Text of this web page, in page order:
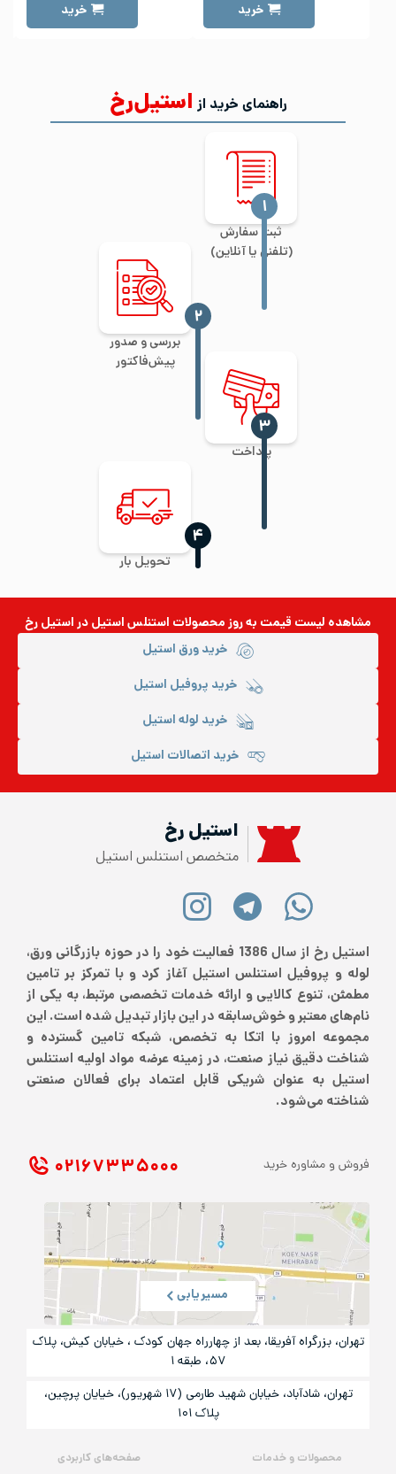
خرید خرید
راهنمای خرید از استیل‌رخ
ثبت سفارش
(تلفنی یا آنلاین)
‍۱
بررسی و صدور
پیش‌فاکتور
‍۲
پرداخت
‍۳
تحویل بار
‍۴
مشاهده لیست قیمت به روزمحصولات استنلس استیلدر استیل رخ
خرید ورق استیل
خرید پروفیل استیل
خرید لوله استیل
خرید اتصالات استیل
استیل رخ
متخصص استنلس استیل
استیل رخ از سال 1386 فعالیت خود را در حوزه بازرگانی ورق،
لوله و پروفیل استنلس استیل آغاز کرد و با تمرکز بر تامین
مطمئن، تنوع کالایی و ارائه خدمات تخصصی مرتبط، به یکی از
نام‌های معتبر و خوش‌سابقه در این بازار تبدیل شده است. این
مجموعه امروز با اتکا به تخصص، شبکه تامین گسترده و
شناخت دقیق نیاز صنعت، در زمینه عرضه مواد اولیه استنلس
استیل به عنوان شریکی قابل اعتماد برای فعالان صنعتی
شناخته می‌شود.
محصولات و خدمات صفحه‌های کاربردی
فروش و مشاوره خرید ۰۲۱ ۶۷۳۳۵۰۰۰
مسیریابی
تهران، بزرگراه آفریقا، بعد از چهارراه جهان کودک ، خیابان کیش، پلاک
۵۷، طبقه ۱
تهران، شادآباد، خیابان شهید طارمی (۱۷ شهریور)، خیایان پرچین،
پلاک ۱۰۱